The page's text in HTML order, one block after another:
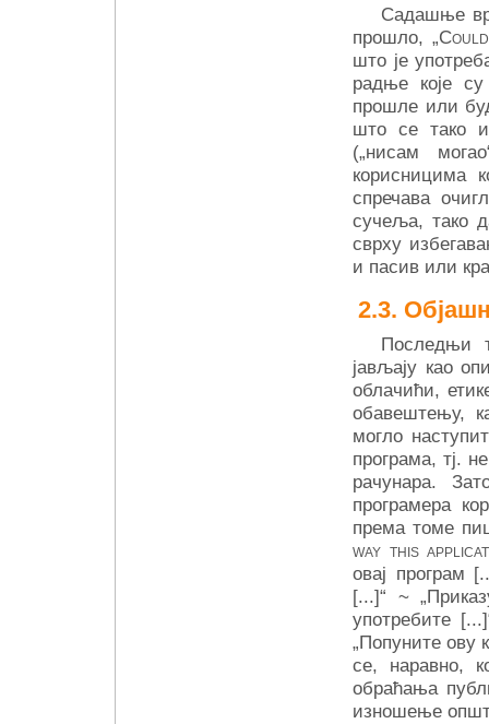
Садашње
прошло, „
што је
радње које
прошле или
што се тако
(„нисам
корисницима
спречава
сучеља, тако
сврху
и пасив или
Последњи
јављају као
облачићи,
обавештењу,
могло
програма, тј.
рачунара.
програмера
према томе
way this
овај програм
[...]“ ~
употребите
„Попуните ову
се, наравно,
обраћања
изношење